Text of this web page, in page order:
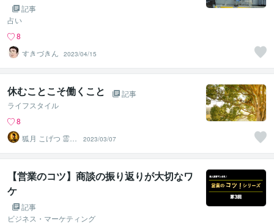
記事
占い
8
すきづきん
2023/04/15
休むことこそ働くこと
記事
ライフスタイル
8
狐月 こげつ 霊視
鑑定師
2023/03/07
【営業のコツ】商談の振り返りが大切なワ
ケ
記事
ビジネス・マーケティング